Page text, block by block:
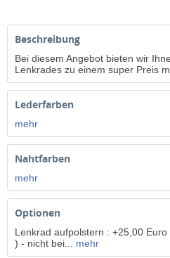
Beschreibung
Bei diesem Angebot bieten wir
Lenkrades zu einem super Preis
Lederfarben
mehr
Nahtfarben
mehr
Optionen
Lenkrad aufpolstern : +25,00
) - nicht bei...
mehr